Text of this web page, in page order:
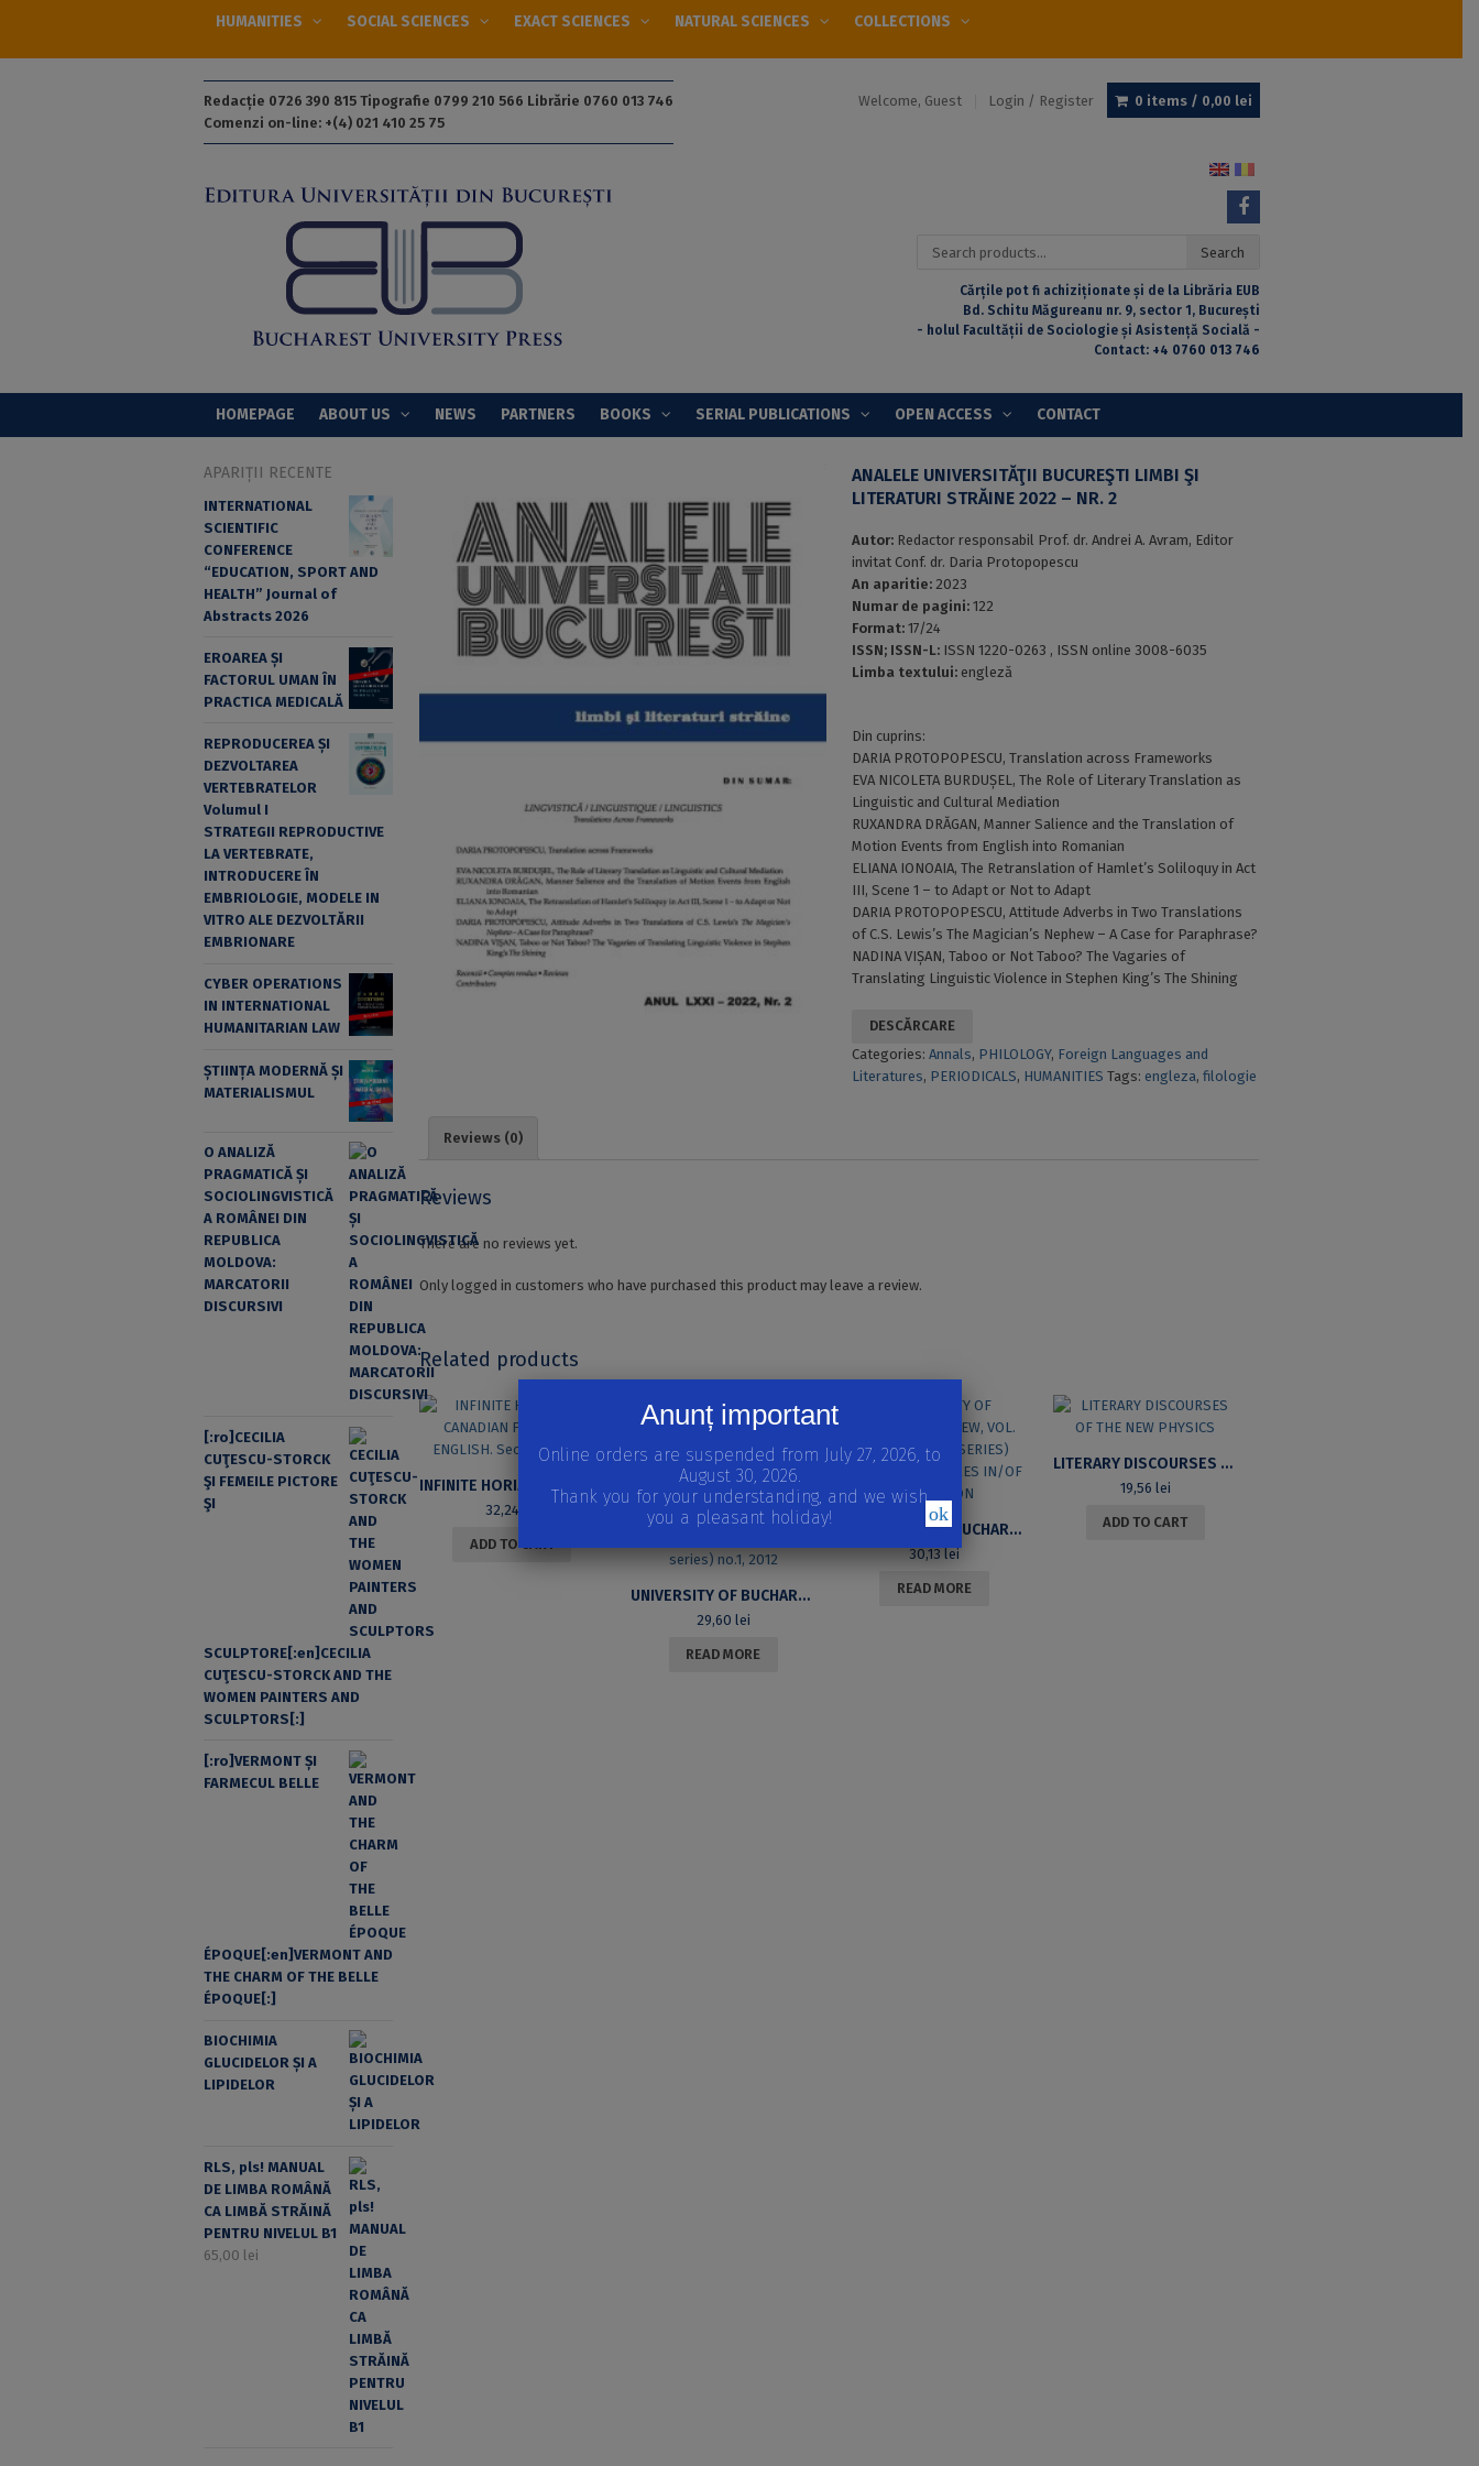
HUMANITIES SOCIAL SCIENCES EXACT SCIENCES NATURAL SCIENCES COLLECTIONS
Redacție 0726 390 815 Tipografie 0799 210 566 Librărie 0760 013 746
Comenzi on-line: +(4) 021 410 25 75
Welcome, Guest Login / Register 0 items / 0,00 lei
Search
Search
Cărțile pot fi achiziționate și de la Librăria EUB
Bd. Schitu Măgureanu nr. 9, sector 1, București
- holul Facultății de Sociologie și Asistență Socială -
Contact: +4 0760 013 746
HOMEPAGE ABOUT US NEWS PARTNERS BOOKS SERIAL PUBLICATIONS OPEN ACCESS CONTACT
ANALELE UNIVERSITĂŢII BUCUREŞTI LIMBI ŞI
LITERATURI STRĂINE 2022 – NR. 2
Autor: Redactor responsabil Prof. dr. Andrei A. Avram, Editor
invitat Conf. dr. Daria Protopopescu
An aparitie: 2023
Numar de pagini:122
Format:17/24
ISSN; ISSN-L: ISSN 1220-0263 , ISSN online 3008-6035
Limba textului: engleză
Din cuprins:
DARIA PROTOPOPESCU, Translation across Frameworks
EVA NICOLETA BURDUȘEL, The Role of Literary Translation as
Linguistic and Cultural Mediation
RUXANDRA DRĂGAN, Manner Salience and the Translation of
Motion Events from English into Romanian
ELIANA IONOAIA, The Retranslation of Hamlet’s Soliloquy in Act
III, Scene 1 – to Adapt or Not to Adapt
DARIA PROTOPOPESCU, Attitude Adverbs in Two Translations
of C.S. Lewis’s The Magician’s Nephew – A Case for Paraphrase?
NADINA VIȘAN, Taboo or Not Taboo? The Vagaries of
Translating Linguistic Violence in Stephen King’s The Shining
DESCĂRCARE
Categories:Annals, PHILOLOGY, Foreign Languages and
Literatures, PERIODICALS, HUMANITIES Tags: engleza,filologie
Reviews (0)
Reviews
There are no reviews yet.
Only logged in customers who have purchased this product may leave a review.
Related products
INFINITE HORIZONS. CANADIAN FICTION IN ENGLISH. SECOND EDITION
32,24
ADD TO CART
UNIVERSITY OF BUCHAREST REVIEW. LITERARY AND CULTURAL STUDIES SERIES (M)OTHER NATURE? INSCRIPTIONS, LOCATIONS, REVOLUTIONS. VOLUME XIV (VOL.II NEW SERIES) NO.1, 2012
29,60 lei
READ MORE
UNIVERSITY OF BUCHAREST REVIEW, VOL. XIII (VOL.I NEW SERIES) NO.1, 2011. CULTURES IN/OF TRANSITION
30,13 lei
READ MORE
LITERARY DISCOURSES OF THE NEW PHYSICS
19,56 lei
ADD TO CART
APARIȚII RECENTE
INTERNATIONAL
SCIENTIFIC
CONFERENCE
“EDUCATION, SPORT AND
HEALTH” Journal of
Abstracts 2026
EROAREA ȘI
FACTORUL UMAN ÎN
PRACTICA MEDICALĂ
REPRODUCEREA ȘI
DEZVOLTAREA
VERTEBRATELOR
Volumul I
STRATEGII REPRODUCTIVE
LA VERTEBRATE,
INTRODUCERE ÎN
EMBRIOLOGIE, MODELE IN
VITRO ALE DEZVOLTĂRII
EMBRIONARE
CYBER OPERATIONS
IN INTERNATIONAL
HUMANITARIAN LAW
ȘTIINȚA MODERNĂ ȘI
MATERIALISMUL
O ANALIZĂ
PRAGMATICĂ ȘI
SOCIOLINGVISTICĂ
A ROMÂNEI DIN
REPUBLICA
MOLDOVA:
MARCATORII
DISCURSIVI
[:ro]CECILIA
CUŢESCU-STORCK
ŞI FEMEILE PICTORE
ŞI
SCULPTORE[:en]CECILIA
CUŢESCU-STORCK AND THE
WOMEN PAINTERS AND
SCULPTORS[:]
[:ro]VERMONT ȘI
FARMECUL BELLE
ÉPOQUE[:en]VERMONT AND
THE CHARM OF THE BELLE
ÉPOQUE[:]
BIOCHIMIA
GLUCIDELOR ȘI A
LIPIDELOR
RLS, pls! MANUAL
DE LIMBA ROMÂNĂ
CA LIMBĂ STRĂINĂ
PENTRU NIVELUL B1
65,00 lei
Anunț important
Online orders are suspended from July 27, 2026, to
August 30, 2026.
Thank you for your understanding, and we wish
you a pleasant holiday!
ok